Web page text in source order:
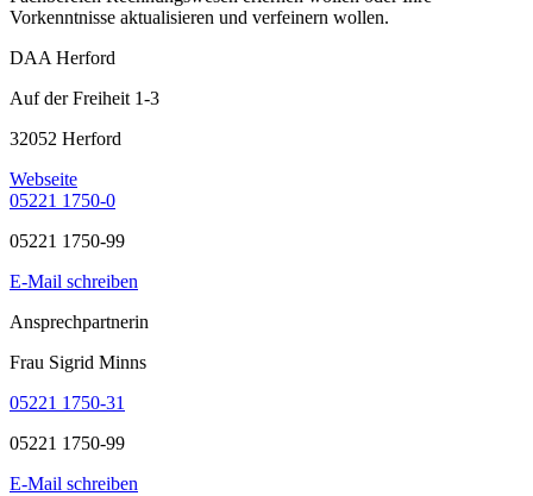
Vorkenntnisse aktualisieren und verfeinern wollen.
DAA Herford
Auf der Freiheit 1-3
32052 Herford
Webseite
05221 1750-0
05221 1750-99
E-Mail schreiben
Ansprechpartnerin
Frau Sigrid Minns
05221 1750-31
05221 1750-99
E-Mail schreiben